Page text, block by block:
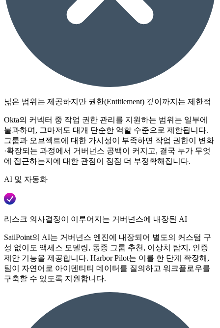
넓은 범위는 제공하지만 권한(Entitlement) 깊이까지는 제한적
Okta의 커넥터 중 작업 권한 관리를 지원하는 범위는 일부에
불과하며, 그마저도 대개 단순한 역할 수준으로 제한됩니다.
그룹과 오브젝트에 대한 가시성이 부족하면 작업 권한이 변화
·확장되는 과정에서 거버넌스 공백이 커지고, 결국 누가 무엇
에 접근하는지에 대한 관점이 점점 더 부정확해집니다.
AI 및 자동화
리스크 의사결정이 이루어지는 거버넌스에 내장된 AI
SailPoint의 AI는 거버넌스 엔진에 내장되어 별도의 커스텀 구
성 없이도 액세스 모델링, 동종 그룹 추천, 이상치 탐지, 인증
제안 기능을 제공합니다. Harbor Pilot는 이를 한 단계 확장해,
팀이 자연어로 아이덴티티 데이터를 질의하고 워크플로우를
구축할 수 있도록 지원합니다.